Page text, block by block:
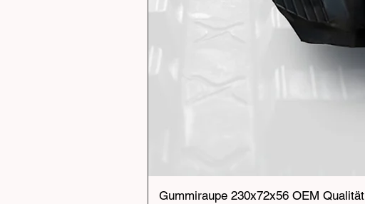
Gummiraupe 230x72x56 OEM Qualität